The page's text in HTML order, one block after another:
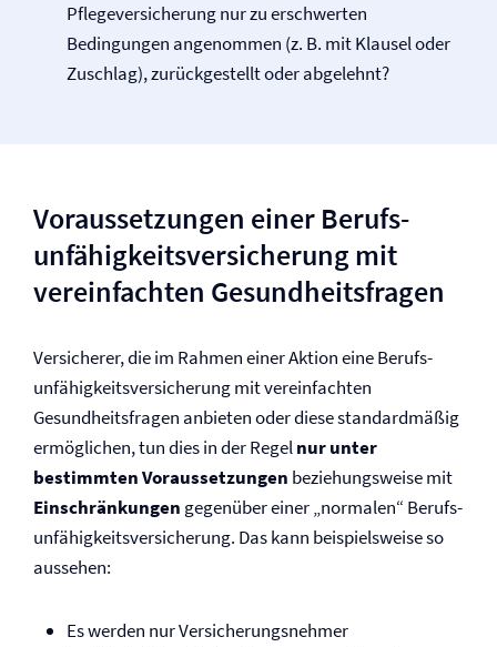
Pflege­versicherung nur zu erschwerten
Bedingungen angenommen (z. B. mit Klausel oder
Zuschlag), zurückgestellt oder abgelehnt?
Voraussetzungen einer Berufs­
unfähigkeits­versicherung mit
vereinfachten Ge­sund­heits­fragen
Versicherer, die im Rahmen einer Aktion eine Berufs­
unfähigkeits­versicherung mit vereinfachten
Gesundheitsfragen anbieten oder diese standardmäßig
ermöglichen, tun dies in der Regelnur unter
bestimmten Voraussetzungen beziehungsweise mit
Einschränkungen gegenüber einer „normalen“ Berufs­
unfähigkeits­versicherung. Das kann beispielsweise so
aussehen:
Es werden nur Versicherungs­nehmer